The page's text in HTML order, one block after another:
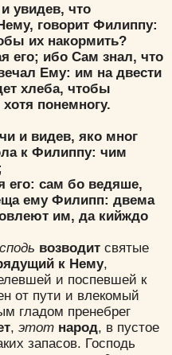
увидев, что
говорит Филиппу:
их накормить?
его; ибо Сам знал, что
Ему: им на двести
хлеба, чтобы
понемногу.
и видев, яко мног
к Филиппу: чим
его: сам бо ведяше,
ему Филипп: двема
им, да кийждо
возводит святые
к Нему,
и поспевшей к
от пути и влекомый
гладом пренебрег
, этот народ, в пустое
запасов. Господь